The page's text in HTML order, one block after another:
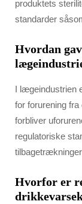
produktets
standarder
Hvordan
I lægeindustrien
for forurening
forbliver
regulatoriske
Hvorfor er